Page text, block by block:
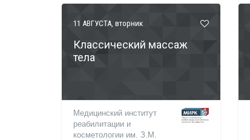
11 АВГУСТА , вторник
Классический массаж
тела
Медицинский институт
реабилитации и
косметологии им. З.М.